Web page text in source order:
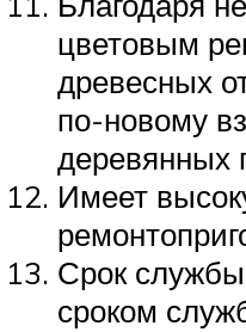
цветовым
древесных
по-новому
деревянных
Имеет
Срок
сроком